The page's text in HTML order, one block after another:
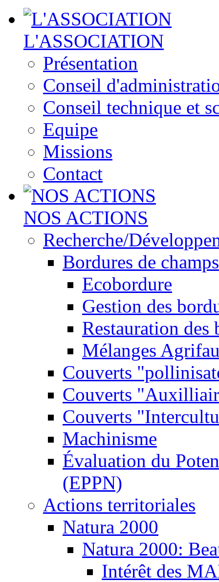
L'ASSOCIATION
Présentation
Conseil
Conseil technique et
Equipe
Missions
Contact
NOS ACTIONS
Recherche/
Bordures de champs
Ecobordure
Gestion des
Restauration des
Mélanges
Couverts
Couverts
Couverts
Machinisme
Évaluation du
(EPPN)
Actions territoriales
Natura 2000
Natura 2000:
Intérêt des